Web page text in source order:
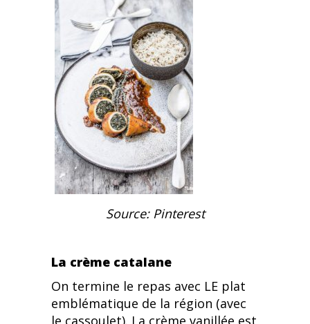
Source: Pinterest
La crème catalane
On termine le repas avec LE plat
emblématique de la région (avec